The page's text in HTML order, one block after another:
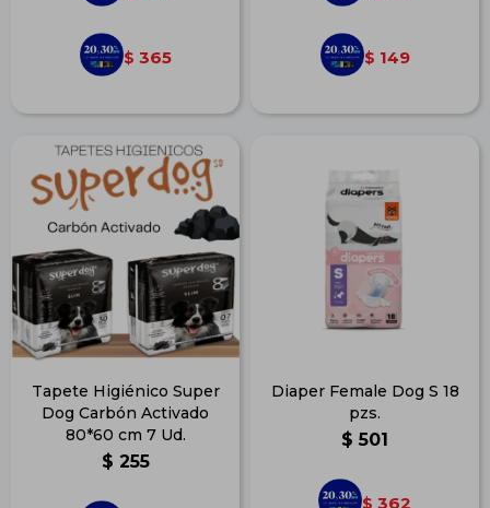
$ 365 $ 149
Tapete Higiénico Super
Dog Carbón Activado
80*60 cm 7 Ud.
$ 255
Diaper Female Dog S 18
pzs.
$ 501
$ 362